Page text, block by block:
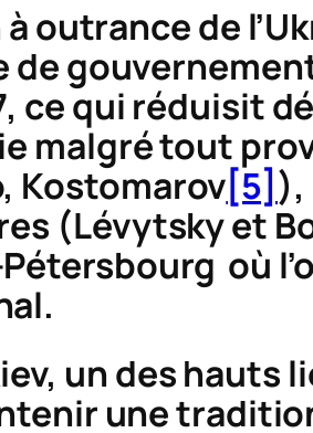
de
de
ce qui réduisit
malgré tout
Kostomarov[5] ),
(Lévytsky et
où
un des hauts
une